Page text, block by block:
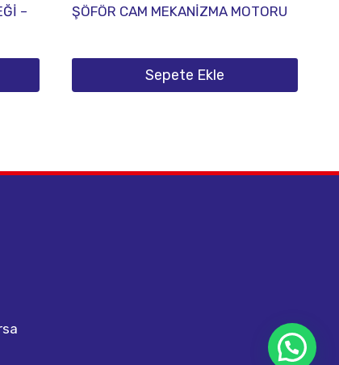
–
ŞÖFÖR CAM MEKANİZMA MOTORU
Sepete Ekle